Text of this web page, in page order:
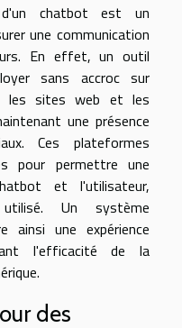
d'un chatbot est un
une communication
En effet, un outil
sans accroc sur
les sites web et les
une présence
Ces plateformes
pour permettre une
et l'utilisateur,
Un système
ainsi une expérience
l'efficacité de la
des